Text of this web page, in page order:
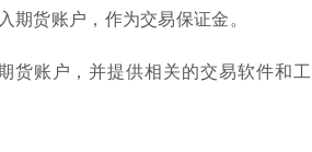
货账户，作为交易保证金。
货账户，并提供相关的交易软件和工